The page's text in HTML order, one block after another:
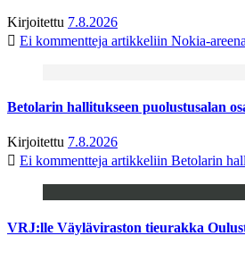
Kirjoitettu 7.8.2026
Ei kommentteja artikkeliin Nokia-
Betolarin hallitukseen puolustusalan
Kirjoitettu 7.8.2026
Ei kommentteja artikkeliin Betolarin
VRJ:lle Väyläviraston tieurakka